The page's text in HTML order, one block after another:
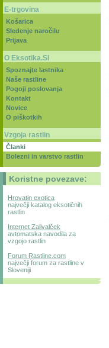
E-trgovina
Košarica
Sledenje naročilu
Prijava
O Eksotika.SI
Spoznajte lastnika
Naše rastline
Pogoji poslovanja
Kontakt
Novice
O piškotkih
Vzgoja rastlin
Članki
Bolezni in varstvo rastlin
Koristne povezave:
Hrovatin exotica
največji katalog eksotičnih
rastlin
Internet Zalivalček
avtomatska navodila za
vzgojo rastlin
Forum Rastline.com
največji forum za rastline v
Sloveniji